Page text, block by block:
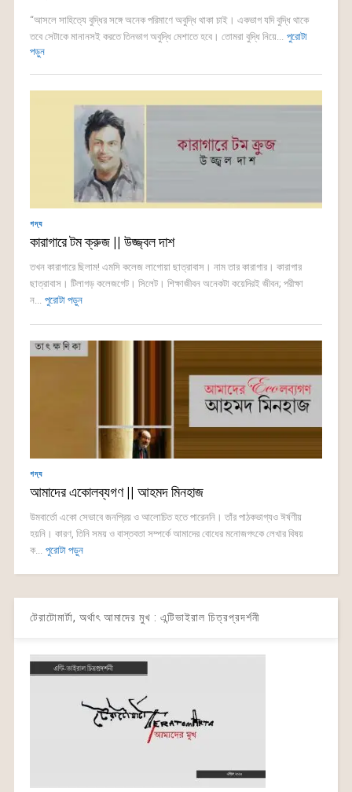
“আসলে সাহিত্যে বুদ্ধির সঙ্গে অনেক পরিমাণে অবুদ্ধি থাকা চাই। একভাগ যদি বুদ্ধি থাকে
তবে সেটাকে মানানসই করতে তিনভাগ অবুদ্ধি মেশাতে হবে। তোমরা বুদ্ধি নিয়ে... পুরোটা
পড়ুন
গদ্য
কারাগারে টম ক্রুজ || উজ্জ্বল দাশ
তখন কারাগারে ছিলাম! এমসি কলেজ লাগোয়া ছাত্রাবাস। নাম তার কারাগার। কারাগার
ছাত্রাবাস। টিলাগড় কলেজগেট। সিলেট। শিক্ষাজীবন অনেকটা কয়েদিরই জীবন; পরীক্ষা
ন... পুরোটা পড়ুন
গদ্য
আমাদের একোলব্যগণ || আহমদ মিনহাজ
উমবার্তো একো সেভাবে জনপ্রিয় ও আলোচিত হতে পারেননি। তাঁর পাঠকভাগ্যও ঈর্ষণীয়
হয়নি। কারণ, তিনি সময় ও বাস্তবতা সম্পর্কে আমাদের বোধের মনোজগৎকে লেখার বিষয়
ক... পুরোটা পড়ুন
টেরাটোমার্টা, অর্থাৎ আমাদের মুখ : এন্টিভাইরাল চিত্রপ্রদর্শনী